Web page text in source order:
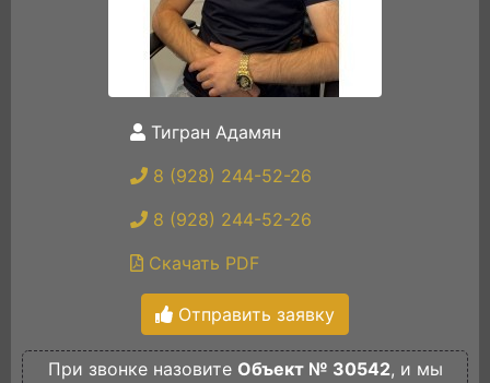
Тигран Адамян
8 (928) 244-52-26
8 (928) 244-52-26
Скачать PDF
Отправить заявку
При звонке назовите Объект № 30542, и мы